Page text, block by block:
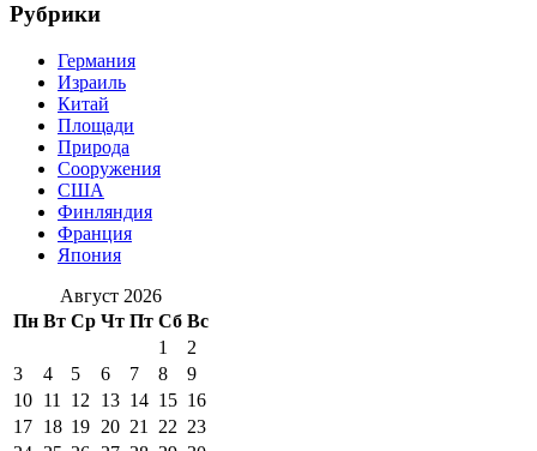
Рубрики
Германия
Израиль
Китай
Площади
Природа
Сооружения
США
Финляндия
Франция
Япония
Август 2026
Пн Вт Ср Чт Пт Сб Вс
1
2
3
4 5 6 7 8
9
10 11 12 13 14 15 16
17 18 19 20 21 22 23